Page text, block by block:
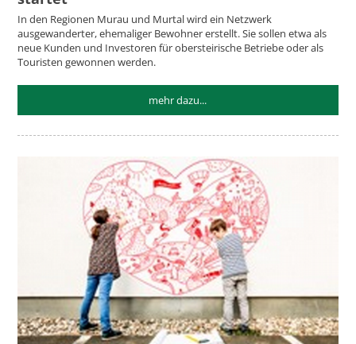
In den Regionen Murau und Murtal wird ein Netzwerk
ausgewanderter, ehemaliger Bewohner erstellt. Sie sollen etwa als
neue Kunden und Investoren für obersteirische Betriebe oder als
Touristen gewonnen werden.
mehr dazu...